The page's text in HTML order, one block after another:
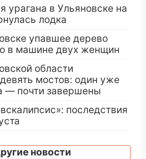
урагана в Ульяновске на
лодка
упавшее дерево
в машине двух женщин
области
мостов: один уже
— почти завершены
последствия
новости